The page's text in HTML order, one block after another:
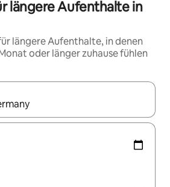
längere Aufenthalte in
längere Aufenthalte, in denen
oder länger zuhause fühlen
sind, navigiere mit den